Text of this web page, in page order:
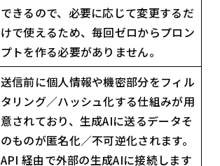
できるので、必要に応じて変更するだ
けで使えるため、毎回ゼロからプロン
プトを作る必要がありません。
送信前に個人情報や機密部分をフィル
タリング／ハッシュ化する仕組みが用
意されており、生成AIに送るデータそ
のものが匿名化／不可逆化されます。
API 経由で外部の生成AIに接続します